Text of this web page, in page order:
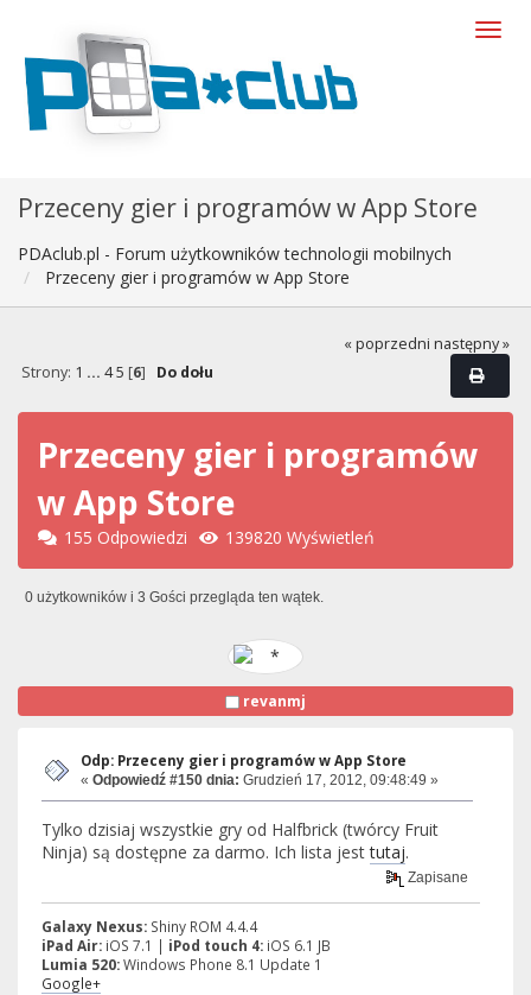
Przeceny gier i programów w App Store
PDAclub.pl - Forum użytkowników technologii mobilnych
Przeceny gier i programów w App Store
« poprzedni następny »
Strony: 1 ... 4 5 [6] Do dołu
Przeceny gier i programów
w App Store
155 Odpowiedzi 139820 Wyświetleń
0 użytkowników i 3 Gości przegląda ten wątek.
revanmj
Odp: Przeceny gier i programów w App Store
« Odpowiedź #150 dnia: Grudzień 17, 2012, 09:48:49 »
Tylko dzisiaj wszystkie gry od Halfbrick (twórcy Fruit
Ninja) są dostępne za darmo. Ich lista jesttutaj.
Zapisane
Galaxy Nexus: Shiny ROM 4.4.4
iPad Air: iOS 7.1 | iPod touch 4: iOS 6.1 JB
Lumia 520:Windows Phone 8.1 Update 1
Google+